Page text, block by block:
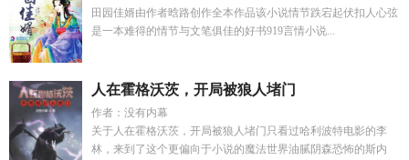
田园佳婿由作者晗路创作全本作品该小说情节跌宕起伏扣人心弦
是一本难得的情节与文笔俱佳的好书919言情小说...
人在霍格沃茨，开局被狼人堵门
作者：没有内幕
关于人在霍格沃茨，开局被狼人堵门只看过哈利波特电影的李
林，来到了这个更偏向于小说的魔法世界油腻阴森恐怖的斯内